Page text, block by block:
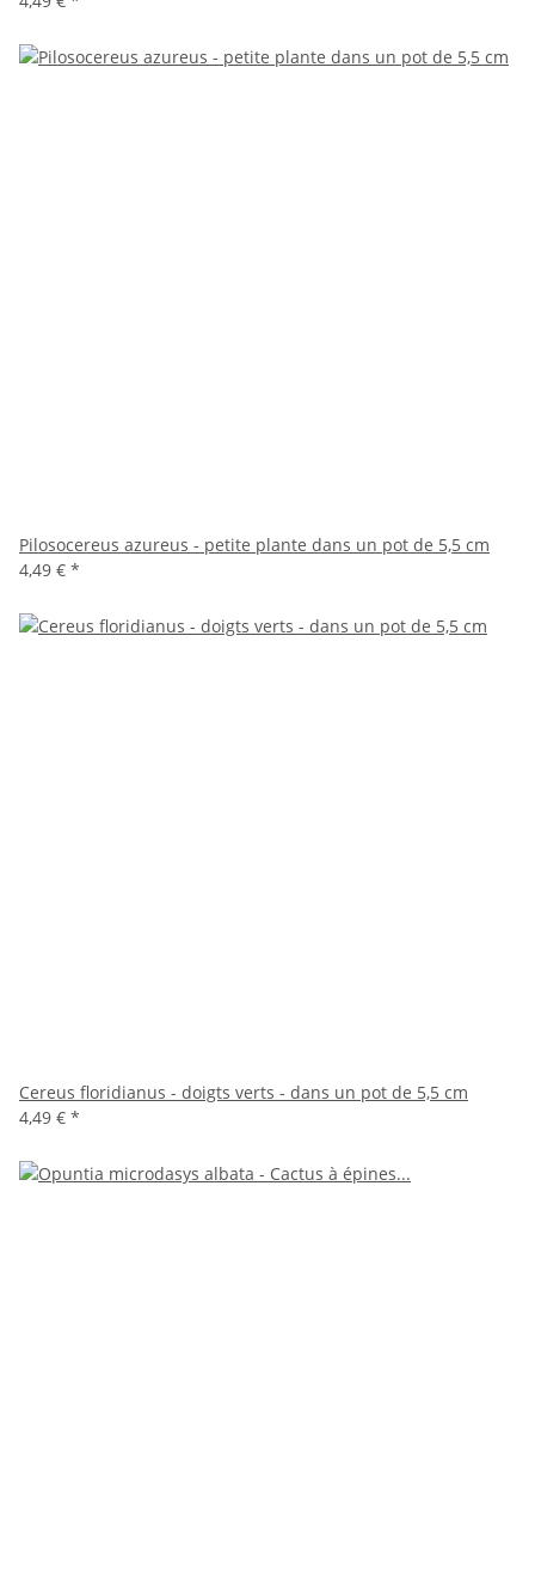
Pilosocereus azureus - petite plante dans un pot de 5,5 cm
4,49 € *
Cereus floridianus - doigts verts - dans un pot de 5,5 cm
4,49 € *